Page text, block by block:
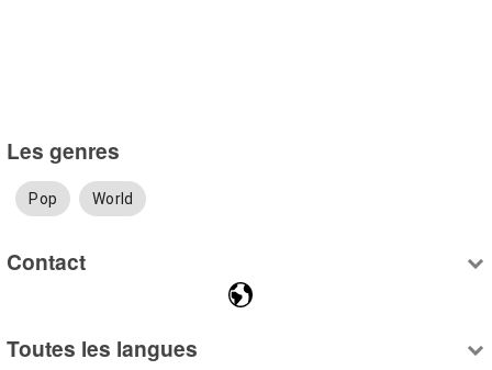
Les genres
Pop World
Contact
Toutes les langues